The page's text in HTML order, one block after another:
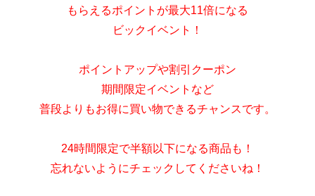
もらえるポイントが最大11倍になる
ビックイベント！
ポイントアップや割引クーポン
期間限定イベントなど
普段よりもお得に買い物できるチャンスです。
24時間限定で半額以下になる商品も！
忘れないようにチェックしてくださいね！